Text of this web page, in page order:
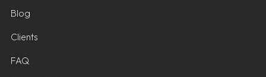
Blog
Clients
FAQ